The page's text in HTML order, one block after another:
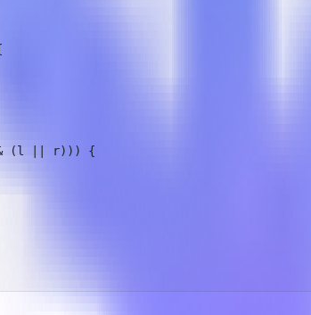
(l || r))) {